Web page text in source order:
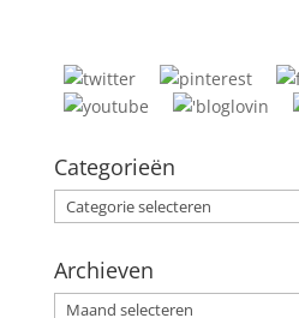
Categorieën
Categorieën
Archieven
Archieven